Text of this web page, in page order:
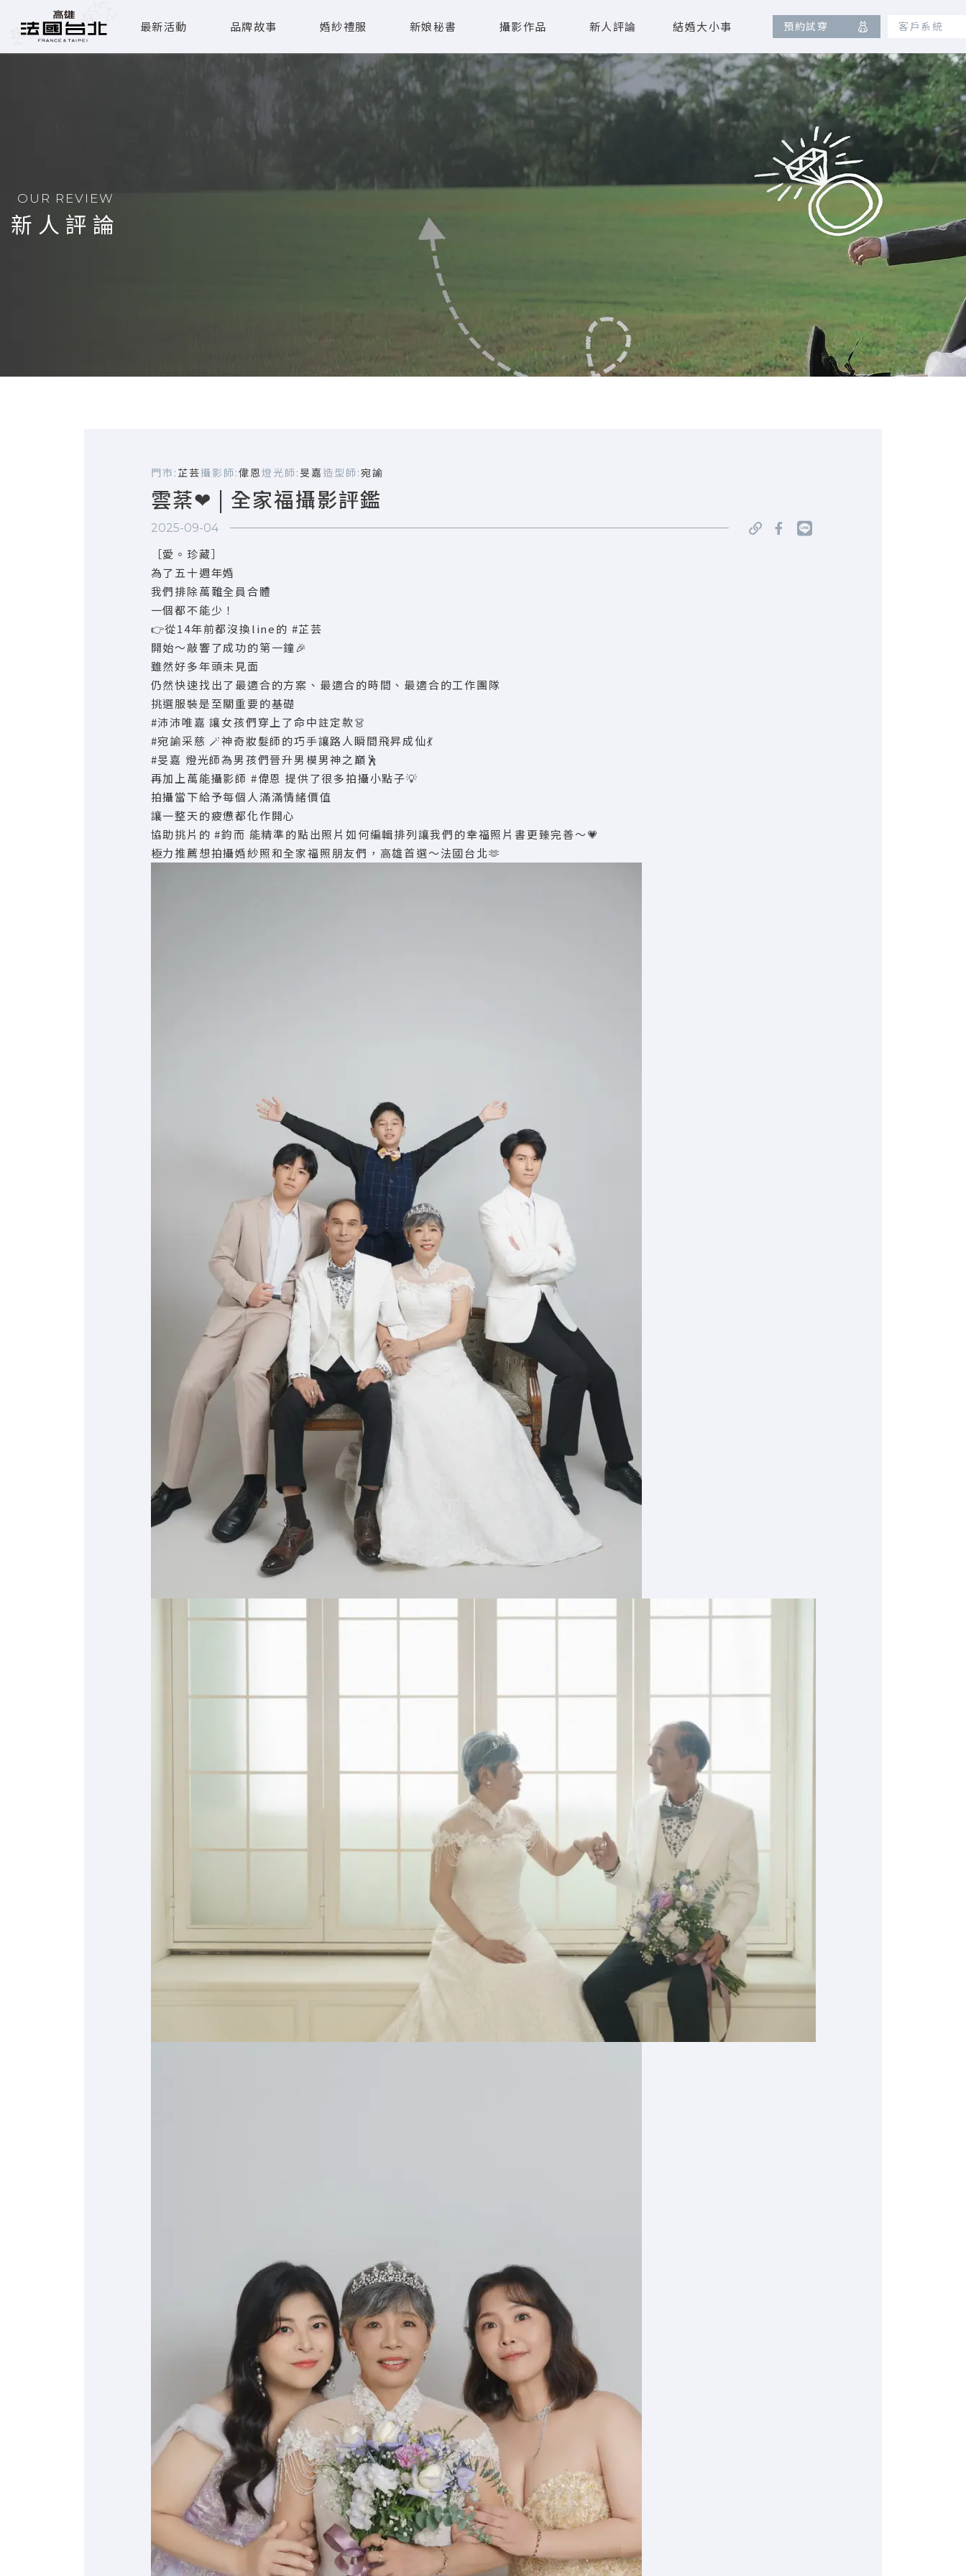
最新活動 品牌故事 婚紗禮服 新娘秘書 攝影作品 新人評論 結婚大小事 預約試穿 客戶系統
OUR REVIEW
新人評論
門市: 芷芸攝影師:偉恩燈光師:旻嘉 造型師:宛諭
雲棻❤ | 全家福攝影評鑑
2025-09-04
［愛。珍藏］
為了五十週年婚
我們排除萬難全員合體
一個都不能少！
👉從14年前都沒換line的 #芷芸
開始～敲響了成功的第一鐘🎉
雖然好多年頭未見面
仍然快速找出了最適合的方案、最適合的時間、最適合的工作團隊
挑選服裝是至關重要的基礎
#沛沛唯嘉 讓女孩們穿上了命中註定款👗
#宛諭采慈 🪄神奇妝髮師的巧手讓路人瞬間飛昇成仙💃
#旻嘉 燈光師為男孩們晉升男模男神之巔🕺
再加上萬能攝影師 #偉恩 提供了很多拍攝小點子💡
拍攝當下給予每個人滿滿情緒價值
讓一整天的疲憊都化作開心
協助挑片的 #鈞而 能精準的點出照片如何編輯排列讓我們的幸福照片書更臻完善～💗
極力推薦想拍攝婚紗照和全家福照朋友們，高雄首選～法國台北🫶